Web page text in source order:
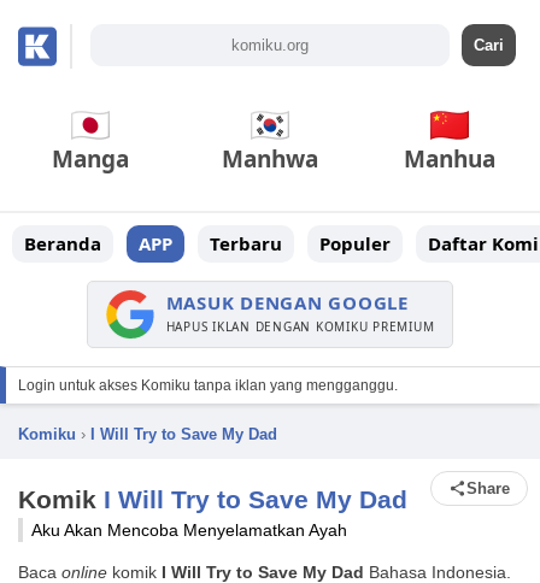
Manga Manhwa Manhua
Beranda APP Terbaru Populer Daftar
MASUK DENGAN GOOGLE
HAPUS IKLAN DENGAN KOMIKU PREMIUM
Login untuk akses Komiku tanpa iklan yang mengganggu.
Komiku › I Will Try to Save My Dad
Komik I Will Try to Save My Dad Share
Aku Akan Mencoba Menyelamatkan Ayah
Baca online komik I Will Try to Save My Dad Bahasa Indonesia.